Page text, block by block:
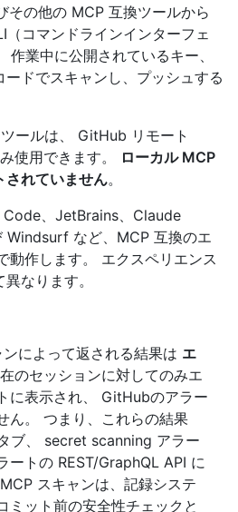
の他の MCP 互換ツールから
コマンドラインインターフェ
作業中に公開されているキー、
ードでスキャンし、プッシュする
ールは、 GitHub リモート
使用できます。
ローカル MCP
されていません。
、JetBrains、Claude
Windsurf など、MCP 互換のエ
動作します。 エクスペリエンス
なります。
によって返される結果は エ
のセッションに対してのみエ
に表示され、 GitHubのアラー
ん。 つまり、これらの結果
ブ、 secret scanning アラー
ートの REST/GraphQL API に
スキャンは、記録システ
ミット前の安全性チェックと